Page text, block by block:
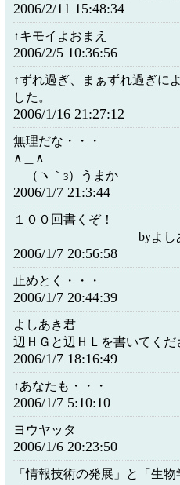
2006/2/11 15:48:34
↑キモイよおまえ
2006/2/5 10:36:56
↑ずれ過ぎ、まぁずれ過ぎに
した。
2006/1/16 21:27:12
無理だな・・・
∧＿∧
（ヽ｀з）うまか
2006/1/7 21:3:44
１００回書くぞ！
byよしあ
2006/1/7 20:56:58
止めとく・・・
2006/1/7 20:44:39
よしあき君
辺ＨＧと辺ＨＬを書いてくだ
2006/1/7 18:16:49
↑あなたも・・・
2006/1/7 5:10:10
ヨウヤッタ
2006/1/6 20:23:50
「情報技術の発展」と「生